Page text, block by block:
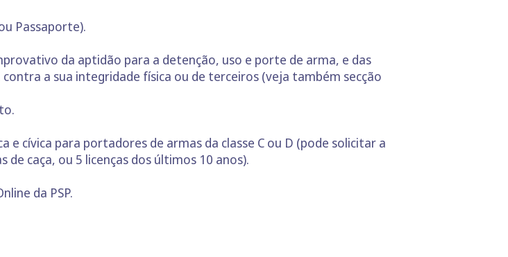
Passaporte).
da aptidão para a detenção, uso e porte de arma, e das
a sua integridade física ou de terceiros (veja também secção
cívica para portadores de armas da classe C ou D (pode solicitar a
caça, ou 5 licenças dos últimos 10 anos).
da PSP.